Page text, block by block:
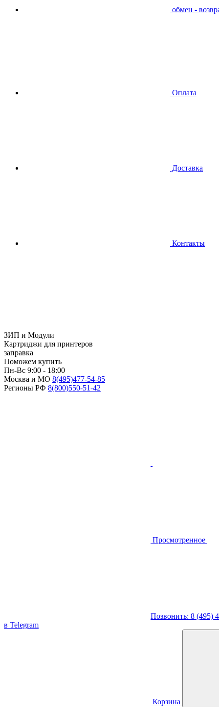
обмен -
Оплата
Доставка
Контакты
ЗИП и Модули
Картриджи для принтеров
заправка
Поможем купить
Пн-Вс 9:00 - 18:00
Москва и МО 8(495)477-54-85
Регионы РФ 8(800)550-51-42
Просмотренное
Позвонить: 8 (495)
в Telegram
Корзина